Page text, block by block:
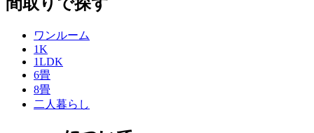
ワンルーム
1K
1LDK
6畳
8畳
二人暮らし